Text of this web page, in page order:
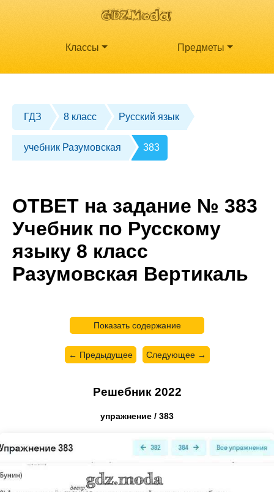
Классы Предметы
ГДЗ 8 класс Русский язык
учебник Разумовская 383
ОТВЕТ на задание № 383
Учебник по Русскому
языку 8 класс
Разумовская Вертикаль
Показать содержание
← Предыдущее Следующее →
Решебник 2022
упражнение / 383